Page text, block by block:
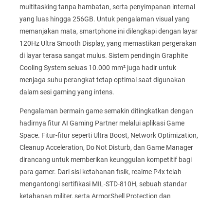
multitasking tanpa hambatan, serta penyimpanan internal
yang luas hingga 256GB. Untuk pengalaman visual yang
memanjakan mata, smartphone ini dilengkapi dengan layar
120Hz Ultra Smooth Display, yang memastikan pergerakan
di layar terasa sangat mulus. Sistem pendingin Graphite
Cooling System seluas 10.000 mm² juga hadir untuk
menjaga suhu perangkat tetap optimal saat digunakan
dalam sesi gaming yang intens.
Pengalaman bermain game semakin ditingkatkan dengan
hadirnya fitur AI Gaming Partner melalui aplikasi Game
Space. Fitur-fitur seperti Ultra Boost, Network Optimization,
Cleanup Acceleration, Do Not Disturb, dan Game Manager
dirancang untuk memberikan keunggulan kompetitif bagi
para gamer. Dari sisi ketahanan fisik, realme P4x telah
mengantongi sertifikasi MIL-STD-810H, sebuah standar
ketahanan militer, serta ArmorShell Protection dan